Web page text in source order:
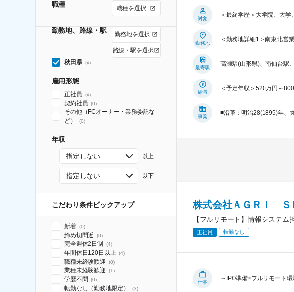
職種 職種を選択
勤務地、路線・駅 勤務地を選択
路線・駅を選択
秋田県 (4)
雇用形態
正社員 (4)
契約社員 (0)
その他（FCオーナー・業務委託な
ど）
(0)
年収
指定しない 以上
指定しない 以下
こだわり条件ピックアップ
新着 (0)
締め切間近 (0)
完全週休2日制 (4)
年間休日120日以上 (4)
職種未経験歓迎 (0)
業種未経験歓迎 (1)
学歴不問 (0)
転勤なし（勤務地限定） (3)
対象
＜最終学歴＞大学院、大学
勤務地
＜勤務地詳細1＞南東北営
最寄駅
高瀬駅(山形県)、南仙台駅
給与
＜予定年収＞520万円～
事業
■沿革：明治28(1895)年、
株式会社ＡＧＲＩ Ｓ
【フルリモート】情報システ
正社員 転勤なし
仕事
～IPO準備×フルリモート